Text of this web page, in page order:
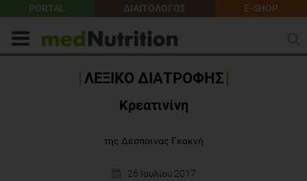
PORTAL ΔΙΑΙΤΟΛΟΓΟΣ E-SHOP
ΛΕΞΙΚΟ ΔΙΑΤΡΟΦΗΣ
Κρεατινίνη
της Δέσποινας Γκακνή
26 Ιουλίου 2017